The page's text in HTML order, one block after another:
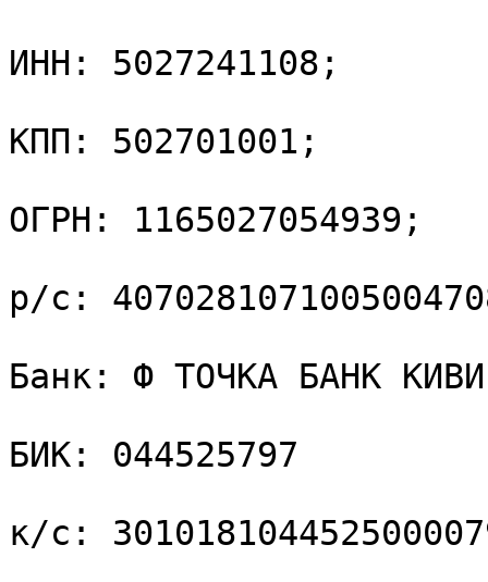
ИНН: 5027241108;
КПП: 502701001;
ОГРН: 1165027054939;
р/с:
Банк: Ф ТОЧКА БАНК
БИК: 044525797